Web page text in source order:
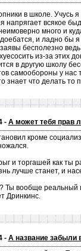
в школе. Учусь
напрягает всякое
много и
и ладно бы
бесполезно
из-за этих
в другую школу
самообороны у нас
знает что делать то
- А может тебя прав
кроме
и торгашей как ты
лучше станет, и
Ты вообще реальный
Дринкинс.
- А название забыли